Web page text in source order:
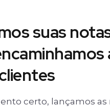
suas
certo, lançamos as